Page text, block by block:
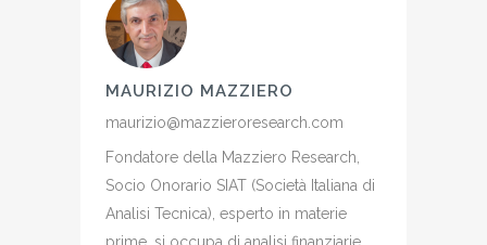
MAURIZIO MAZZIERO
maurizio@mazzieroresearch.com
Fondatore della Mazziero Research,
Socio Onorario SIAT (Società Italiana di
Analisi Tecnica), esperto in materie